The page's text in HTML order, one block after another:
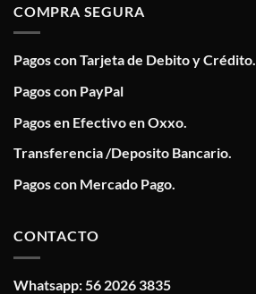
COMPRA SEGURA
Pagos con Tarjeta de Debito y Crédito.
Pagos con PayPal
Pagos en Efectivo en Oxxo.
Transferencia /Deposito Bancario.
Pagos con Mercado Pago.
CONTACTO
Whatsapp: 56 2026 3835